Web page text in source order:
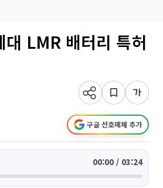
대 LMR 배터리 특허
구글 선호매체 추가
00:00 / 03:24